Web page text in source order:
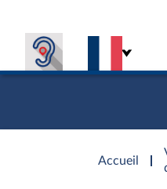
Accueil
d'accueil